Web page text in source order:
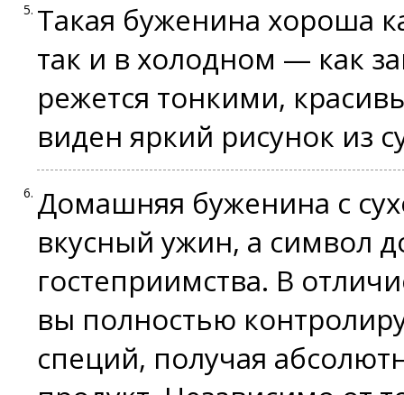
Такая буженина хороша
так и в холодном — как
режется тонкими,
виден яркий рисунок из
Домашняя буженина с
вкусный ужин, а символ
гостеприимства. В
вы полностью
специй, получая